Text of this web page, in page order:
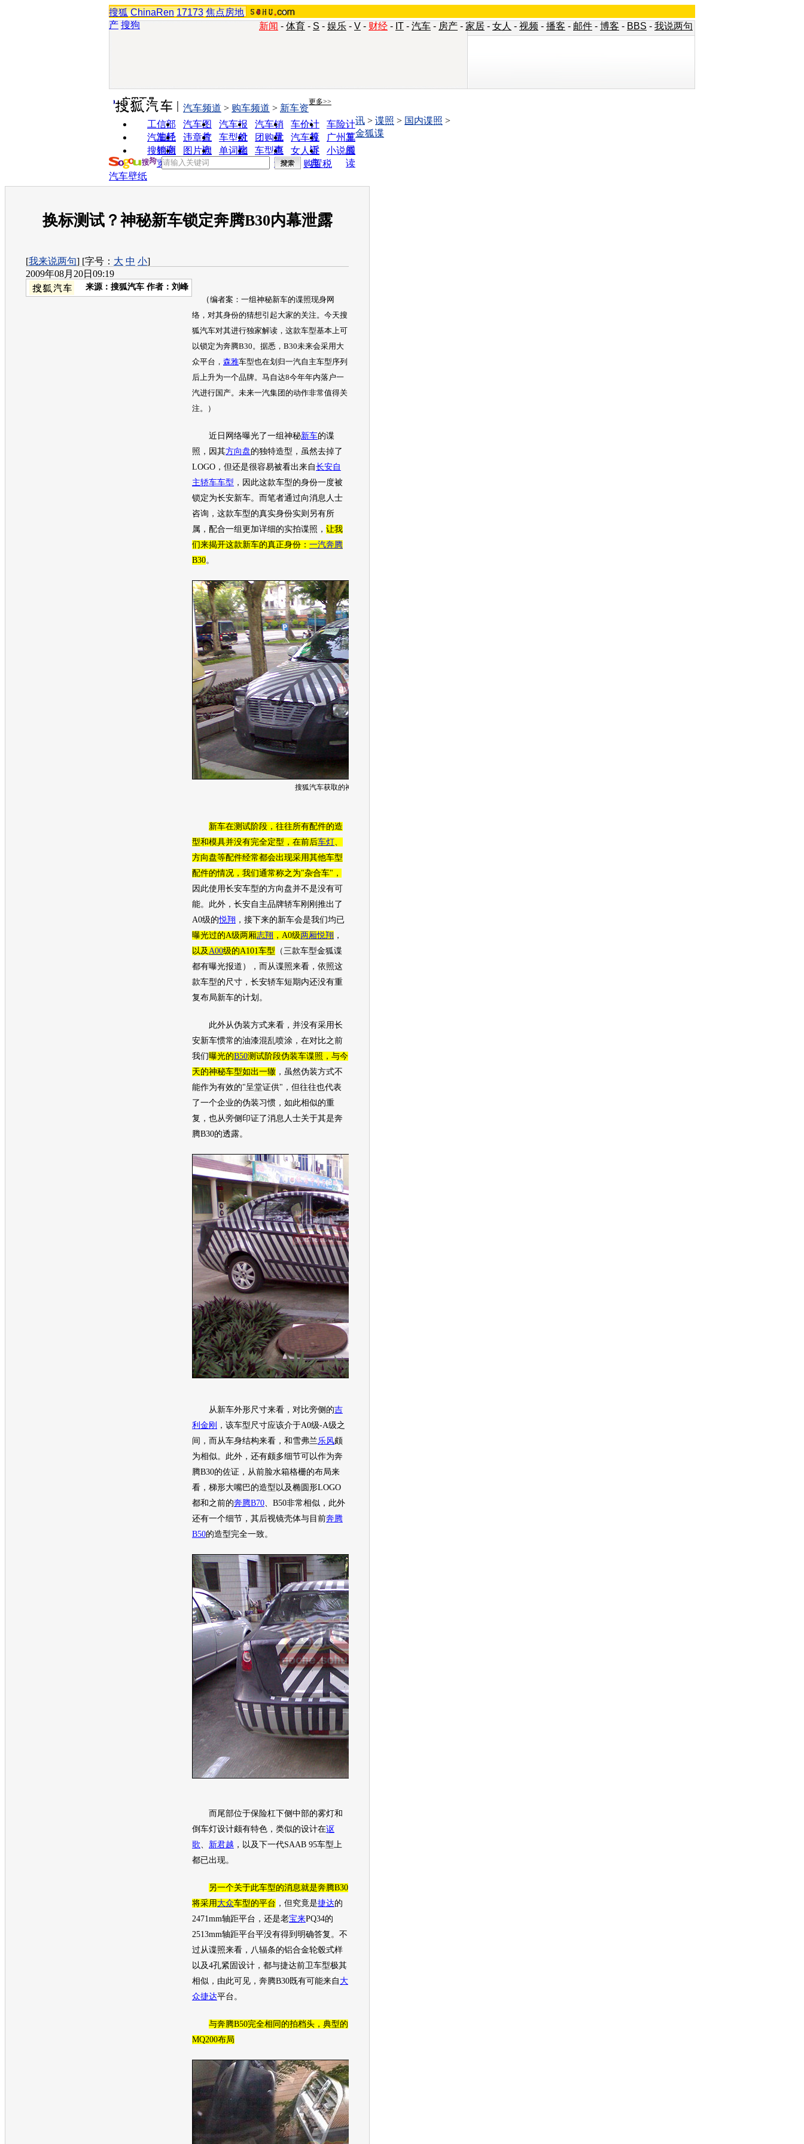
搜狐 ChinaRen 17173 焦点房地
产 搜狗 新闻 - 体育 - S - 娱乐 - V - 财经 - IT - 汽车 - 房产 - 家居 - 女人 - 视频 - 播客 - 邮件 - 博客 - BBS - 我说两句
实用工具 更多>>
工信部
油耗
汽车图
片
汽车报
价
汽车销
量
车价计
算
车险计
算
汽车经
销商
违章查
询
车型对
比
团购优
惠
汽车投
诉
广州车
展
搜狗浏
览器
图片欣
赏
单词翻
车型查
询
女人宝
典
小说阅
读
汽车频道 > 购车频道 > 新车资
讯 > 谍照 > 国内谍照 >
金狐谍
购置税
汽车壁纸
换标测试？神秘新车锁定奔腾B30内幕泄露
[我来说两句] [字号： 大 中 小]
2009年08月20日09:19
来源： 搜狐汽车 作者：刘峰
（编者案：一组神秘新车的谍照现身网
络，对其身份的猜想引起大家的关注。今天搜
狐汽车对其进行独家解读，这款车型基本上可
以锁定为奔腾B30。据悉，B30未来会采用大
众平台， 森雅车型也在划归一汽自主车型序列
后上升为一个品牌。马自达8今年年内落户一
汽进行国产。未来一汽集团的动作非常值得关
注。）
近日网络曝光了一组神秘新车的谍
照，因其方向盘的独特造型，虽然去掉了
LOGO，但还是很容易被看出来自长安自
主轿车车型 ，因此这款车型的身份一度被
锁定为长安新车。而笔者通过向消息人士
咨询，这款车型的真实身份实则另有所
属，配合一组更加详细的实拍谍照， 让我
们来揭开这款新车的真正身份： 一汽奔腾
B30。
搜狐汽车获取的神秘新车谍照
新车在测试阶段，往往所有配件的造
型和模具并没有完全定型，在前后车灯
方向盘等配件经常都会出现采用其他车型
配件的情况，我们通常称之为"杂合车"，
因此使用长安车型的方向盘并不是没有可
能。此外， 长安自主品牌轿车刚刚推出了
A0级的悦翔 ，接下来的新车会是我们均已
曝光过的A级两厢志翔 ，A0级两厢悦翔 ，
以及 A00级的A101 车型 （三款车型金狐谍
都有曝光报道），而从谍照来看，依照这
款车型的尺寸， 长安轿车短期内还没有重
复布局新车的计划。
此外从伪装方式来看，并没有采用长
安新车惯常的油漆混乱喷涂，在对比之前
我们曝光的B50测试阶段伪装车谍照，与今
天的神秘车型如出一辙 ，虽然伪装方式不
能作为有效的"呈堂证供"，但往往也代表
了一个企业的伪装习惯，如此相似的重
复，也从旁侧印证了消息人士关于其是奔
腾B30的透露。
从 新车外形尺寸来看，对比旁侧的吉
利金刚 ，该车型 尺寸应该介于A0级-A级之
间，而从车身结构来看，和雪弗兰 乐风颇
为相似。此外，还有颇多细节可以作为奔
腾B30的佐证，从前脸水箱格栅的布局来
看，梯形大嘴巴的造型以及椭圆形LOGO
都和之前的奔腾B70 B50非常相似，此外
还有一个细节，其后视镜壳体与目前奔腾
B50的造型完全一致。
而尾部位于保险杠下侧中部的雾灯和
倒 车灯设计颇有特色，类似的设计在讴
歌
新君越 ，以及下一代SAAB 95车型 上
都已出现。
另一个关于此车型的消息就是奔腾B30
将采用 大众车型的平台 ，但究竟是捷达的
2471mm轴距平台，还是老宝来PQ34的
2513mm轴距平台平没有得到明确答复。不
过从谍照来看，八辐条的铝合金轮毂式样
以及4孔紧固设计，都与捷达前卫车型极其
相似，由此可见，奔腾B30既有可能来自 大
众捷达平台。
与奔腾B50完全相同的拍档头，典型的
MQ200布局